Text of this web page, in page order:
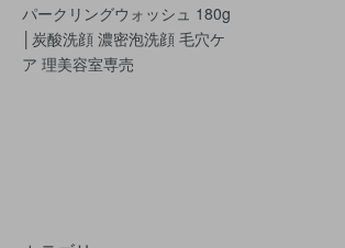
パークリングウォッシュ 180g
│炭酸洗顔 濃密泡洗顔 毛穴ケ
ア 理美容室専売